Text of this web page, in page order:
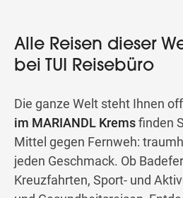
Alle Reisen dieser
bei TUI Reisebüro
Die ganze Welt steht Ihnen
im MARIANDL Kremsfinden
Mittel gegen Fernweh:
jeden Geschmack. Ob
Kreuzfahrten, Sport- und